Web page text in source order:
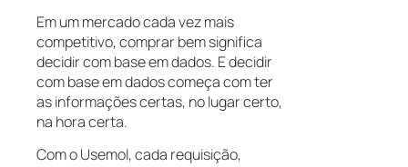
Em um mercado cada vez mais
competitivo, comprar bem significa
decidir com base em dados. E decidir
com base em dados começa com ter
as informações certas, no lugar certo,
na hora certa.
Com o Usemol, cada requisição,